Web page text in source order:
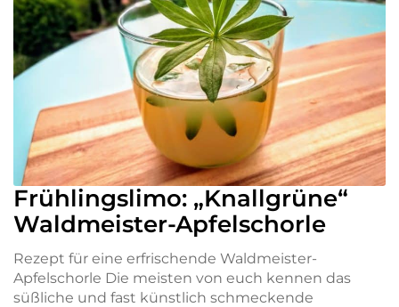
Frühlingslimo: „Knallgrüne“
Waldmeister-Apfelschorle
Rezept für eine erfrischende Waldmeister-
Apfelschorle Die meisten von euch kennen das
süßliche und fast künstlich schmeckende